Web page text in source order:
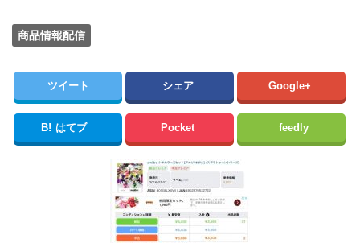
商品情報配信
ツイート シェア Google+
B! はてブ Pocket feedly